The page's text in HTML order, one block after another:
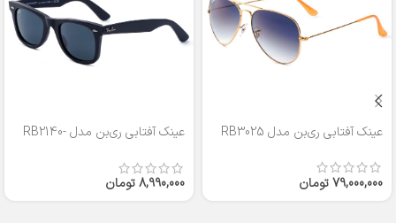
عینک آفتابی ری‌بن مدل RB3025
79,000,000تومان
عینک آفتابی ری‌بن مدل RB2140-
8,990,000تومان